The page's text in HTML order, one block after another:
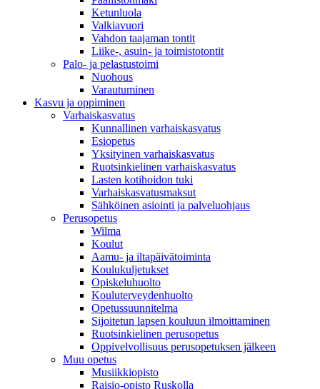
Ketunluola
Valkiavuori
Vahdon taajaman tontit
Liike-, asuin- ja toimistotontit
Palo- ja pelastustoimi
Nuohous
Varautuminen
Kasvu ja oppiminen
Varhaiskasvatus
Kunnallinen varhaiskasvatus
Esiopetus
Yksityinen varhaiskasvatus
Ruotsinkielinen varhaiskasvatus
Lasten kotihoidon tuki
Varhaiskasvatusmaksut
Sähköinen asiointi ja palveluohjaus
Perusopetus
Wilma
Koulut
Aamu- ja iltapäivätoiminta
Koulukuljetukset
Opiskeluhuolto
Kouluterveydenhuolto
Opetussuunnitelma
Sijoitetun lapsen kouluun ilmoittaminen
Ruotsinkielinen perusopetus
Oppivelvollisuus perusopetuksen jälkeen
Muu opetus
Musiikkiopisto
Raisio-opisto Ruskolla